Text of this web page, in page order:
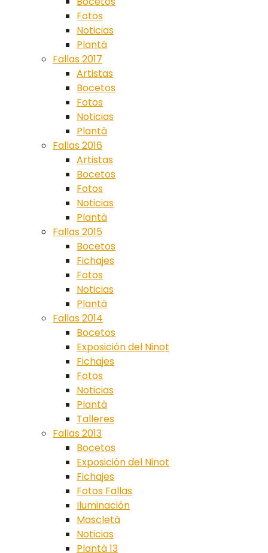
Fotos
Noticias
Plantá
Fallas 2017
Artistas
Bocetos
Fotos
Noticias
Plantà
Fallas 2016
Artistas
Bocetos
Fotos
Noticias
Plantà
Fallas 2015
Bocetos
Fichajes
Fotos
Noticias
Plantà
Fallas 2014
Bocetos
Exposición del Ninot
Fichajes
Fotos
Noticias
Plantà
Talleres
Fallas 2013
Bocetos
Exposición del Ninot
Fichajes
Fotos Fallas
Iluminación
Mascletà
Noticias
Plantà 13